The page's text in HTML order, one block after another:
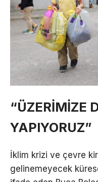
“ÜZERİMİZE
YAPIYORUZ”
İklim krizi ve çevre
gelinemeyecek